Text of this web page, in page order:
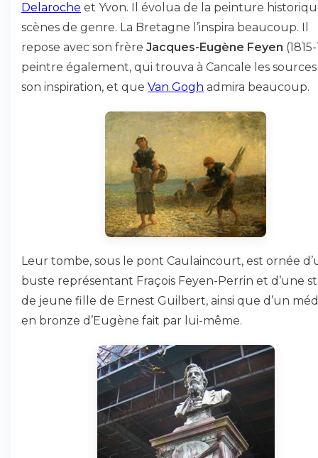
Delaroche et Yvon. Il évolua de la peinture
scènes de genre. La Bretagne l’inspira beaucoup. Il
repose avec son frère Jacques-Eugène Feyen
peintre également, qui trouva à Cancale les
son inspiration, et que Van Gogh admira beaucoup.
Leur tombe, sous le pont Caulaincourt, est ornée
buste représentant Fraçois Feyen-Perrin et d’une
de jeune fille de Ernest Guilbert, ainsi que d’un
en bronze d’Eugène fait par lui-même.